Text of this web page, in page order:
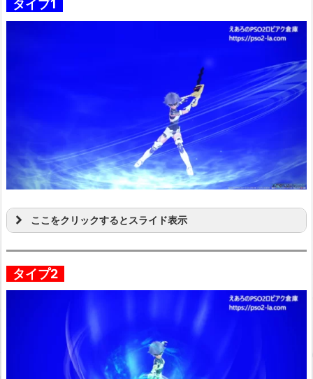
タイプ1
ここをクリックするとスライド表示
タイプ2